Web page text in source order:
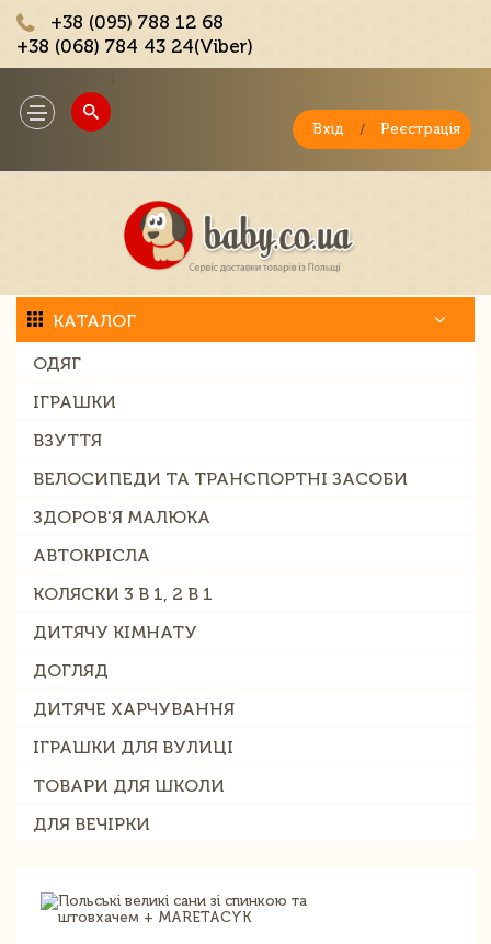
+38 (095) 788 12 68
+38 (068) 784 43 24(Viber)
Toggle
navigation
Вхід / Реєстрація
КАТАЛОГ
ОДЯГ
ІГРАШКИ
ВЗУТТЯ
ВЕЛОСИПЕДИ ТА ТРАНСПОРТНІ ЗАСОБИ
ЗДОРОВ'Я МАЛЮКА
АВТОКРІСЛА
КОЛЯСКИ 3 В 1, 2 В 1
ДИТЯЧУ КІМНАТУ
ДОГЛЯД
ДИТЯЧЕ ХАРЧУВАННЯ
ІГРАШКИ ДЛЯ ВУЛИЦІ
ТОВАРИ ДЛЯ ШКОЛИ
ДЛЯ ВЕЧІРКИ